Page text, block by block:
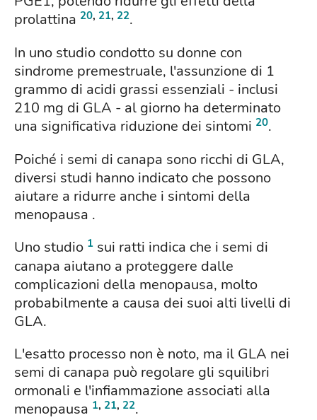
prolattina 20, 21, 22.
In uno studio condotto su donne con
sindrome premestruale, l'assunzione di 1
grammo di acidi grassi essenziali - inclusi
210 mg di GLA - al giorno ha determinato
una significativa riduzione dei sintomi 20.
Poiché i semi di canapa sono ricchi di GLA,
diversi studi hanno indicato che possono
aiutare a ridurre anche i sintomi della
menopausa .
Uno studio 1 sui ratti indica che i semi di
canapa aiutano a proteggere dalle
complicazioni della menopausa, molto
probabilmente a causa dei suoi alti livelli di
GLA.
L'esatto processo non è noto, ma il GLA nei
semi di canapa può regolare gli squilibri
ormonali e l'infiammazione associati alla
menopausa 1, 21, 22.